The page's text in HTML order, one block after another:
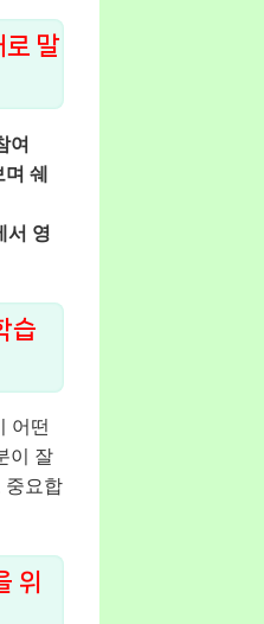
로 말
여
쉐
서 영
습
어떤
이 잘
중요합
위